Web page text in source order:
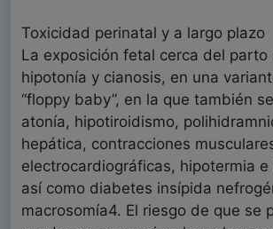
Toxicidad perinatal y a largo plazo
La exposición fetal cerca del parto
hipotonía y cianosis, en una
“floppy baby”, en la que también
atonía, hipotiroidismo,
hepática, contracciones
electrocardiográficas, hipotermia e
así como diabetes insípida
macrosomía4. El riesgo de que se